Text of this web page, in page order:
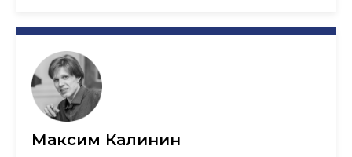
Максим Калинин